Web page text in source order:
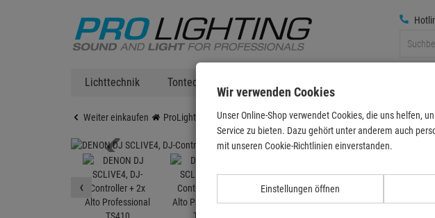
Lichttechnik Tontechnik
Weiter einkaufen ProLighting DJ Equipment DJ Controller DENON DJ
‹
Wir verwenden Cookies
Unser Online-Shop verwendet Cookies, die uns helfen,
Service zu bieten. Dazu gehört unter anderem auch
mit unseren Cookie-Richtlinien einverstanden.
Einstellungen öffnen